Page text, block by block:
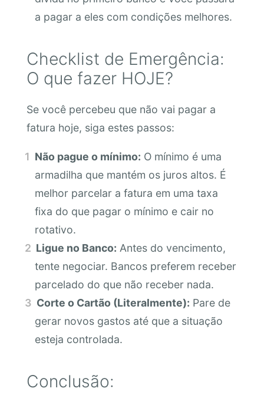
a pagar a eles com condições melhores.
Checklist de Emergência:
O que fazer HOJE?
Se você percebeu que não vai pagar a
fatura hoje, siga estes passos:
Não pague o mínimo: O mínimo é uma
armadilha que mantém os juros altos. É
melhor parcelar a fatura em uma taxa
fixa do que pagar o mínimo e cair no
rotativo.
Ligue no Banco: Antes do vencimento,
tente negociar. Bancos preferem receber
parcelado do que não receber nada.
Corte o Cartão (Literalmente): Pare de
gerar novos gastos até que a situação
esteja controlada.
Conclusão: